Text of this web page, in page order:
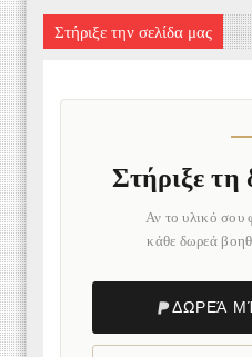
Στήριξε την σελίδα μας
Στήριξε τη
Αν το υλικό σου
κάθε δωρεά
ΔΩΡΕΆ